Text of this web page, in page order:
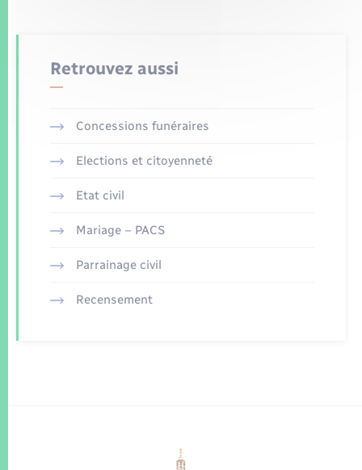
Retrouvez aussi
Concessions funéraires
Elections et citoyenneté
Etat civil
Mariage – PACS
Parrainage civil
Recensement